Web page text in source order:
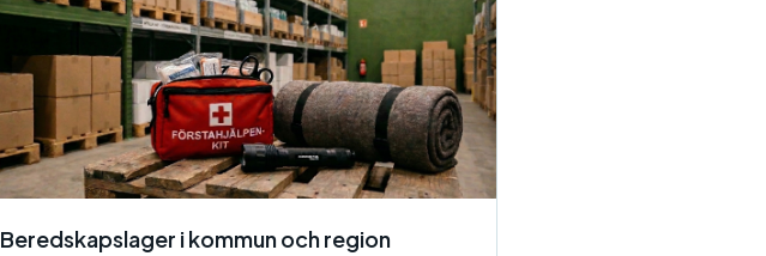
Beredskapslager i kommun och region